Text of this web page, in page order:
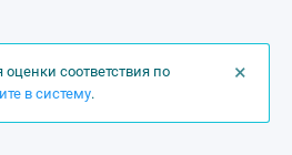
×
соответствия по
в систему.